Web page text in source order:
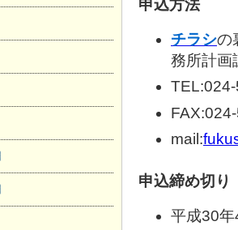
申込方法
チラシの
務所計画
mail:
申込締め切り
平成30